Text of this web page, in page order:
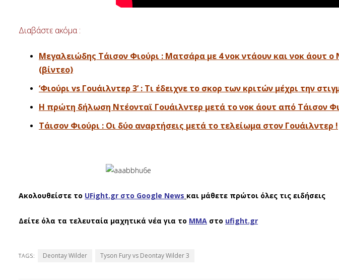
Διαβάστε ακόμα :
Μεγαλειώδης Τάισον Φιούρι : Ματσάρα με 4 νοκ ντάουν και νοκ άουτ ο
(βίντεο)
‘Φιούρι vs Γουάιλντερ 3’ : Τι έδειχνε το σκορ των κριτών μέχρι την
Η πρώτη δήλωση Ντέονταϊ Γουάιλντερ μετά το νοκ άουτ από Τάισον
Τάισον Φιούρι : Οι δύο αναρτήσεις μετά το τελείωμα στον Γουάιλντερ !
Ακολουθείστε το UFight.gr στο Google News και μάθετε πρώτοι όλες τις ειδήσεις
Δείτε όλα τα τελευταία μαχητικά νέα για το ΜΜΑ στο ufight.gr
TAGS: Deontay Wilder Tyson Fury vs Deontay Wilder 3